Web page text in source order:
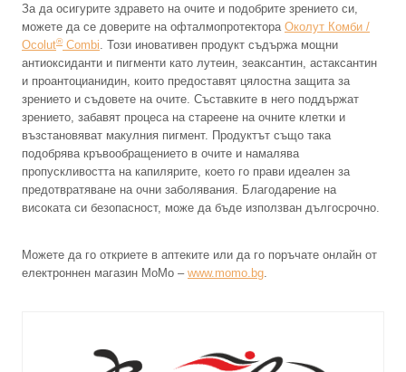
За да осигурите здравето на очите и подобрите зрението си,
можете да се доверите на офталмопротектора Околут Комби /
Ocolut®Combi . Този иновативен продукт съдържа мощни
антиоксиданти и пигменти като лутеин, зеаксантин, астаксантин
и проантоцианидин, които предоставят цялостна защита за
зрението и съдовете на очите. Съставките в него поддържат
зрението, забавят процеса на стареене на очните клетки и
възстановяват макулния пигмент. Продуктът също така
подобрява кръвообращението в очите и намалява
пропускливостта на капилярите, което го прави идеален за
предотвратяване на очни заболявания. Благодарение на
високата си безопасност, може да бъде използван дългосрочно.
Можете да го откриете в аптеките или да го поръчате онлайн от
електроннен магазин MoMo – www.momo.bg